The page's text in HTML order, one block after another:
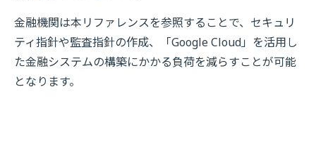
金融機関は本リファレンスを参照することで、セキュリ
ティ指針や監査指針の作成、「Google Cloud」を活用し
た金融システムの構築にかかる負荷を減らすことが可能
となります。